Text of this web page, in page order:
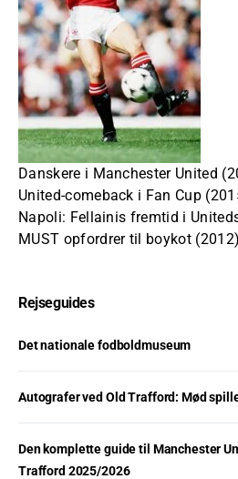
Danskere i Manchester United
United-comeback i Fan Cup
Napoli: Fellainis fremtid i
MUST opfordrer til boykot (2012)
Rejseguides
Det nationale fodboldmuseum
Autografer ved Old Trafford: Mød
Den komplette guide til Manchester
Trafford 2025/2026